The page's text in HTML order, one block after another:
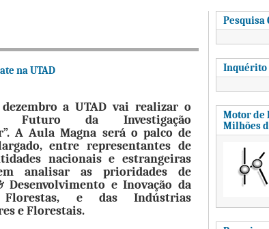
na UTAD
a UTAD vai realizar o
Futuro da Investigação
A Aula Magna será o palco de
entre representantes de
nacionais e estrangeiras
analisar as prioridades de
Desenvolvimento e Inovação da
Florestas, e das Indústrias
e Florestais.
Pesquisa
Inquérito
Motor de
Milhões